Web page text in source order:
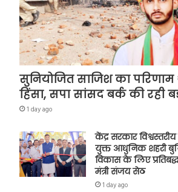
सुनियोजित साजिश का
हिंसा, सपा सांसद बर्क की रही
1 day ago
केंद्र सरकार
युक्त आधुनिक शहरी
विकास के लिए प्रतिबद्ध
मंत्री संजय सेठ
1 day ago